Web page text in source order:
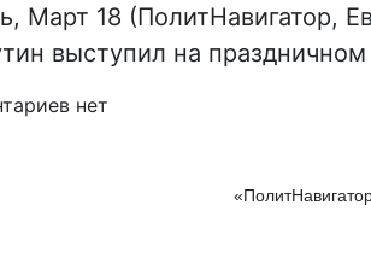
Март 18 (ПолитНавигатор,
выступил на
нет